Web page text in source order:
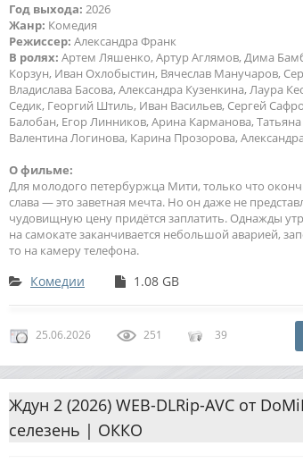
Год выхода: 2026
Жанр: Комедия
Режиссер: Александра Франк
В ролях: Артем Ляшенко, Артур Аглямов, Дима
Корзун, Иван Охлобыстин, Вячеслав Манучаров,
Владислава Басова, Александра Кузенкина, Лаура
Седик, Георгий Штиль, Иван Васильев, Сергей
Балобан, Егор Линников, Арина Карманова,
Валентина Логинова, Карина Прозорова,
О фильме:
Для молодого петербуржца Мити, только что
слава — это заветная мечта. Но он даже не
чудовищную цену придётся заплатить. Однажды
на самокате заканчивается небольшой аварией,
то на камеру телефона.
Комедии 1.08 GB
25.06.2026 251 39
Ждун 2 (2026) WEB-DLRip-AVC от
селезень | ОККО